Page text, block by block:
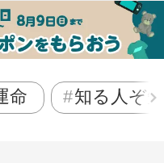
命 知る人ぞ